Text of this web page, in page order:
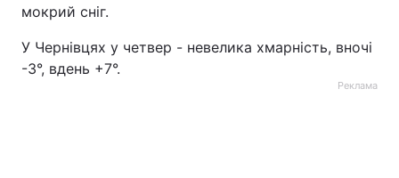
мокрий сніг.
У Чернівцях у четвер - невелика хмарність, вночі
-3°, вдень +7°.
Реклама